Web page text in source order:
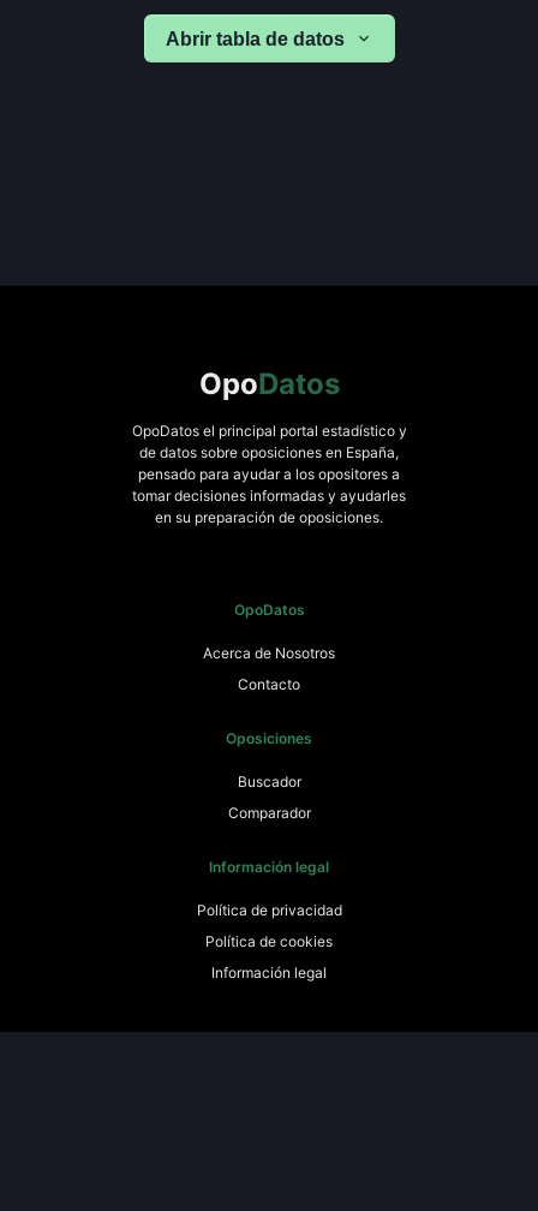
Abrir tabla de datos
OpoDatos
OpoDatos el principal portal estadístico y
de datos sobre oposiciones en España,
pensado para ayudar a los opositores a
tomar decisiones informadas y ayudarles
en su preparación de oposiciones.
OpoDatos
Acerca de Nosotros
Contacto
Oposiciones
Buscador
Comparador
Información legal
Política de privacidad
Política de cookies
Información legal